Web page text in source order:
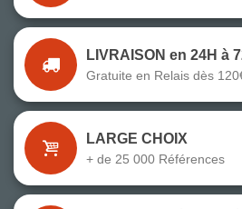
LIVRAISON en 24H à
Gratuite en Relais dès
LARGE CHOIX
+ de 25 000 Références